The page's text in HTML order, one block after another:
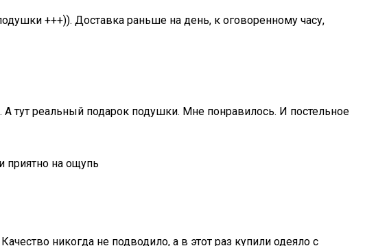
+++)). Доставка раньше на день, к оговоренному часу,
тут реальный подарок подушки. Мне понравилось. И постельное
приятно на ощупь
никогда не подводило, а в этот раз купили одеяло с